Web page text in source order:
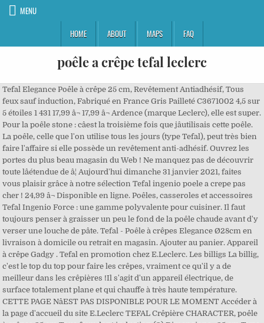
MENU
HOME
ABOUT MAPS FAQ
poêle a crêpe tefal leclerc
Tefal Elegance Poêle à crêpe 25 cm, Revêtement Antiadhésif, Tous
feux sauf induction, Fabriqué en France Gris Pailleté C3671002 4,5 sur
5 étoiles 1 431 17,99 â¬ 17,99 â¬ Ardence (marque Leclerc), elle est super.
Pour la poêle stone : câest la troisième fois que jâutilisais cette poêle.
La poêle, celle que l'on utilise tous les jours (type Tefal), peut très bien
faire l'affaire si elle possède un revêtement anti-adhésif. Ouvrez les
portes du plus beau magasin du Web ! Ne manquez pas de découvrir
toute lâétendue de â¦ Aujourd'hui dimanche 31 janvier 2021, faites
vous plaisir grâce à notre sélection Tefal ingenio poele a crepe pas
cher ! 24,99 â¬ Disponible en ligne. Poêles, casseroles et accessoires
Tefal Ingenio Force : une gamme polyvalente pour cuisiner. Il faut
toujours penser à graisser un peu le fond de la poêle chaude avant d'y
verser une louche de pâte. Tefal - Poêle à crêpes Elegance Ø28cm en
livraison à domicile ou retrait en magasin. Ajouter au panier. Appareil
à crêpe Gadgy . Tefal en promotion chez E.Leclerc. Les billigs La billig,
c'est le top du top pour faire les crêpes, vraiment ce qu'il y a de
meilleur dans les crêpières !Il s'agit d'un appareil électrique, de
surface totalement plane et qui chauffe à très haute température.
CETTE PAGE NâEST PAS DISPONIBLE POUR LE MOMENT Accéder à
la page d'accueil du site E.Leclerc TEFAL Crêpière CHARACTER, poêle